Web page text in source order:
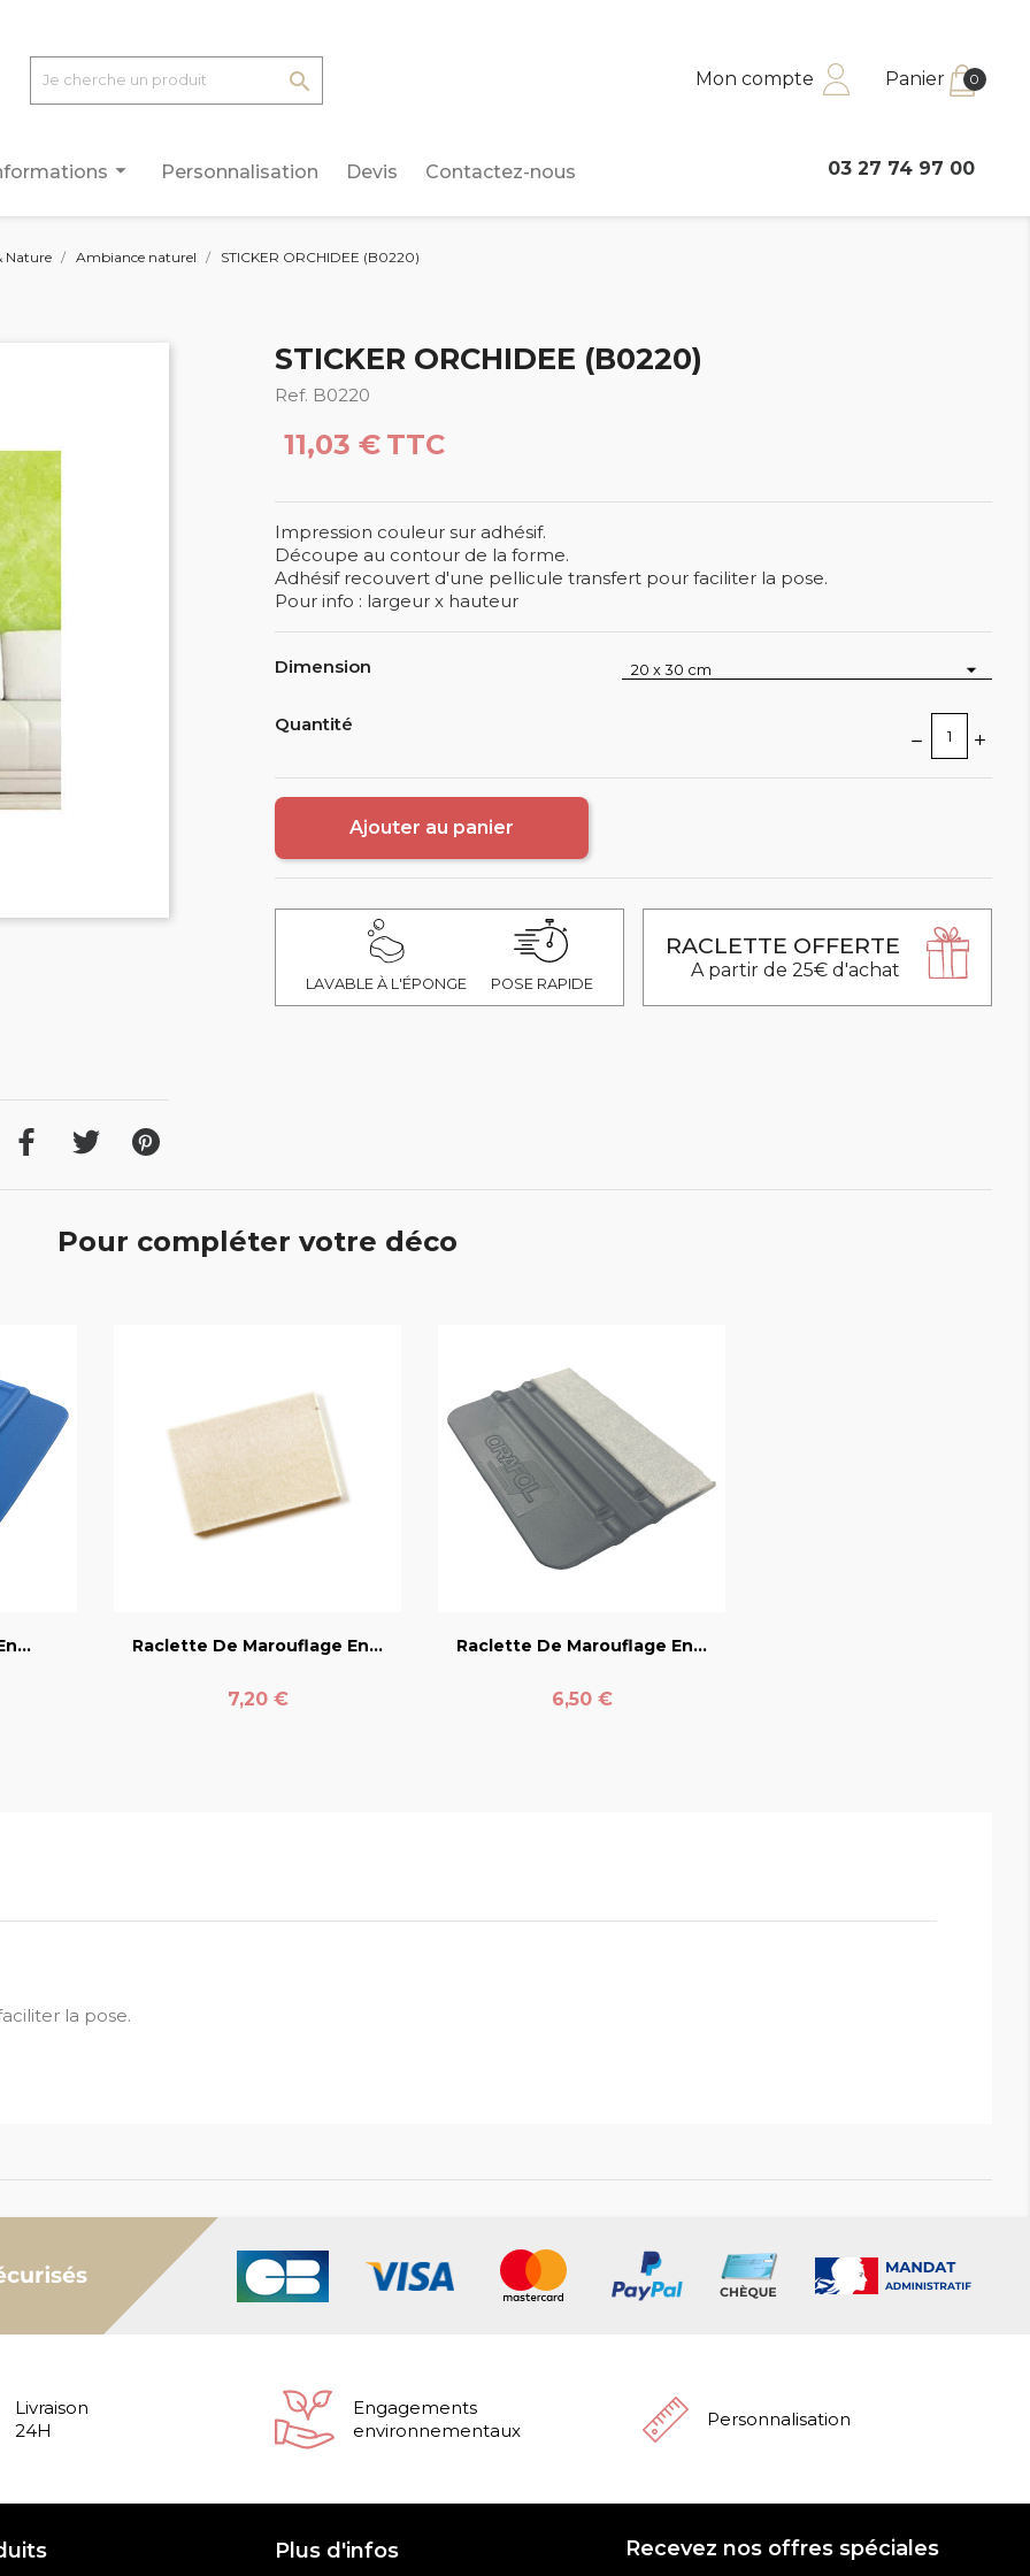
 Mon compte Panier 0
arrow_drop_down Personnalisation Devis Contactez-nous 03 27 74 97 00
Nature Ambiance naturel STICKER ORCHIDEE (B0220)
STICKER ORCHIDEE (B0220)
Ref. B0220
11,03 € TTC
Impression couleur sur adhésif.
Découpe au contour de la forme.
Adhésif recouvert d'une pellicule transfert pour faciliter la pose.
Pour info : largeur x hauteur
Dimension
Quantité
Ajouter au panier
LAVABLE À L'ÉPONGE POSE RAPIDE
RACLETTE OFFERTE
A partir de 25€ d'achat
Pour compléter votre déco
Raclette De Marouflage En...
Prix
7,20 €
Raclette De Marouflage En...
Prix
6,50 €
la pose.
Livraison
24H
Engagements
environnementaux
Personnalisation
Plus d'infos Recevez nos offres spéciales